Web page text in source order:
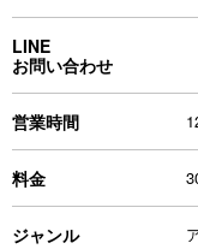
LINE
お問い合わせ
営業時間
料金
ジャンル